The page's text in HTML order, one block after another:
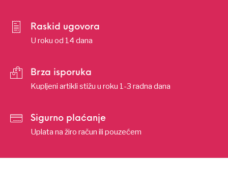
Raskid ugovora
U roku od 14 dana
Brza isporuka
Kupljeni artikli stižu u roku 1-3 radna dana
Sigurno plaćanje
Uplata na žiro račun ili pouzećem